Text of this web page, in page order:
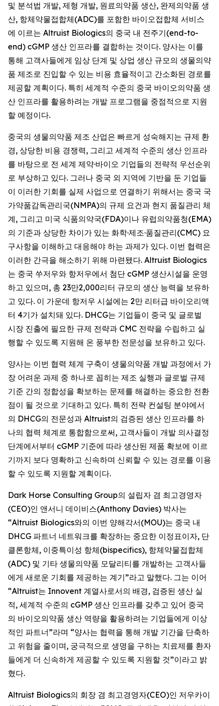
및 분석법 개발, 제형 개발, 원료의약품 생산, 완제의약품 생
산, 항체약물접합체(ADC)를 포함한 바이오접합체 서비스
에 이르는 Altruist Biologics의 중국 내 전주기(end-to-
end) cGMP 생산 인프라를 결합하는 것이다. 양사는 이를
통해 고객사들에게 임상 단계 및 상업 생산 규모의 생물의약
품 제조로 진입할 수 있는 비용 효율적이고 간소화된 경로를
제공할 계획이다. 특히 세계적 수준의 중국 바이오의약품 생
산 인프라를 활용하려는 개발 프로그램을 중점적으로 지원
할 예정이다.
중국의 생물의약품 제조 산업은 빠르게 성숙해지는 규제 환
경, 상당한 비용 경쟁력, 그리고 세계적 수준의 생산 인프라
를 바탕으로 전 세계 제약·바이오 기업들의 전략적 우선순위
로 부상하고 있다. 그러나 중국 외 지역에 기반을 둔 기업들
이 이러한 기회를 실제 사업으로 연결하기 위해서는 중국 국
가약품감독관리국(NMPA)의 규제 요건과 현지 품질관리 체
계, 그리고 미국 식품의약국(FDA)이나 유럽의약품청(EMA)
의 기준과 상당한 차이가 있는 화학·제조·품질관리(CMC) 요
구사항을 이해하고 대응해야 하는 과제가 있다. 이번 협력은
이러한 간극을 해소하기 위해 마련됐다. Altruist Biologics
는 중국 쑤저우와 항저우에서 첨단 cGMP 생산시설을 운영
하고 있으며, 총 23만2,000리터 규모의 생산 능력을 보유하
고 있다. 이 가운데 항저우 시설에는 2만 리터급 바이오리액
터 4기가 설치돼 있다. DHCG는 기업들이 중국 및 글로벌
시장 진출에 필요한 규제 전략과 CMC 전략을 수립하고 실
행할 수 있도록 지원해 온 풍부한 전문성을 보유하고 있다.
양사는 이번 협력 체계 구축이 생물의약품 개발 과정에서 가
장 어려운 과제 중 하나로 꼽히는 제조 실행과 글로벌 규제
기준 간의 정합성을 확보하는 문제를 해결하는 중요한 전환
점이 될 것으로 기대하고 있다. 특히 전략 컨설팅 분야에서
의 DHCG의 전문성과 Altruist의 검증된 생산 인프라를 하
나의 협력 체계로 통합함으로써, 고객사들이 개발 의사결정
단계에서부터 cGMP 기준에 따라 생산된 제품 확보에 이르
기까지 보다 명확하고 신속하며 신뢰할 수 있는 경로를 이용
할 수 있도록 지원할 계획이다.
Dark Horse Consulting Group의 설립자 겸 최고경영자
(CEO)인 앤서니 데이비스(Anthony Davies) 박사는
“Altruist Biologics와의 이번 양해각서(MOU)는 중국 내
DHCG 파트너 네트워크를 확장하는 중요한 이정표이자, 단
클론항체, 이중특이성 항체(bispecifics), 항체약물접합체
(ADC) 및 기타 생물의약품 모달리티를 개발하는 고객사들
에게 새로운 기회를 제공하는 계기”라고 말했다. 그는 이어
“Altruist는 Innovent 계열사로서의 배경, 검증된 생산 실
적, 세계적 수준의 cGMP 생산 인프라를 갖추고 있어 중국
의 바이오의약품 생산 역량을 활용하려는 기업들에게 이상
적인 파트너”라며 “양사는 협력을 통해 개발 기간을 단축하
고 위험을 줄이며, 궁극적으로 생명을 구하는 치료제를 환자
들에게 더 신속하게 제공할 수 있도록 지원할 것”이라고 밝
혔다.
Altruist Biologics의 회장 겸 최고경영자(CEO)인 저우카이